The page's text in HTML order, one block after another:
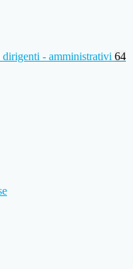
- amministrativi 64